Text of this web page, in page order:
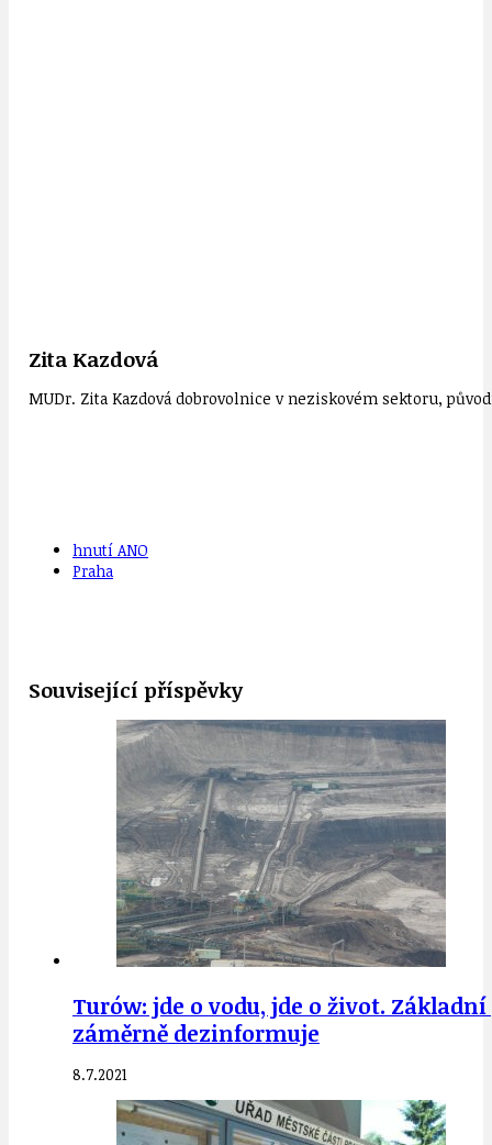
Zita Kazdová
MUDr. Zita Kazdová dobrovolnice v neziskovém sektoru,
hnutí ANO
Praha
Související příspěvky
Turów: jde o vodu, jde o život.
záměrně dezinformuje
8.7.2021